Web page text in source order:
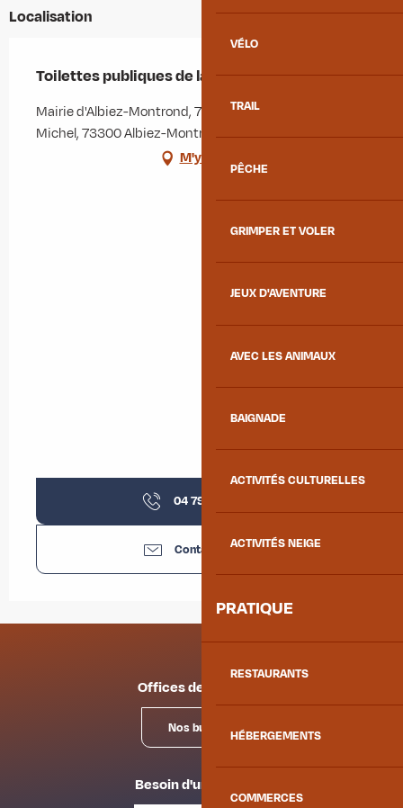
VÉLO
TRAIL
PÊCHE
GRIMPER ET VOLER
JEUX D'AVENTURE
AVEC LES ANIMAUX
BAIGNADE
ACTIVITÉS CULTURELLES
ACTIVITÉS NEIGE
PRATIQUE
RESTAURANTS
HÉBERGEMENTS
COMMERCES
Localisation
Toilettes publiques de la Mairie
Mairie d'Albiez-Montrond, 73 rue de l'Église Saint-
Michel, 73300 Albiez-Montrond
M'y rendre
04 79 59 30
Contactez-nous
Offices de tourisme
Nos bureaux
Besoin d'un conseil ?